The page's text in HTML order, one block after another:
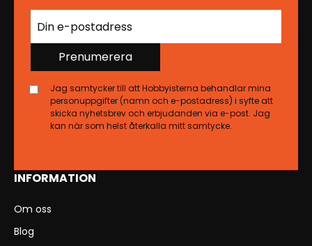
INFORMATION
Om oss
Blog
Prenumerera
Jag samtycker till att Hobbyisterna behandlar mina
personuppgifter (namn och e-postadress) i syfte att
skicka nyhetsbrev och erbjudanden via e-post. Jag
kan när som helst återkalla mitt samtycke.